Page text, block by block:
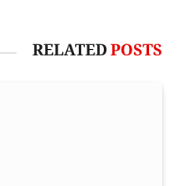
RELATEDPOSTS